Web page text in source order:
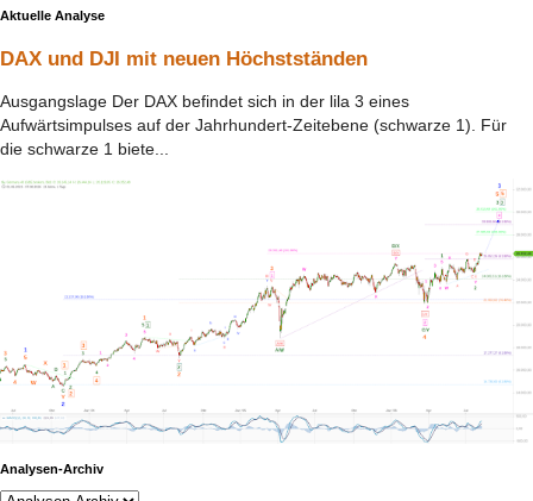
Aktuelle Analyse
DAX und DJI mit neuen Höchstständen
Ausgangslage Der DAX befindet sich in der lila 3 eines
Aufwärtsimpulses auf der Jahrhundert-Zeitebene (schwarze 1). Für
die schwarze 1 biete...
Analysen-Archiv